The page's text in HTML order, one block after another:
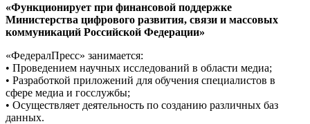
«Функционирует при финансовой поддержке
Министерства цифрового развития, связи и массовых
коммуникаций Российской Федерации»
«ФедералПресс» занимается:
• Проведением научных исследований в области медиа;
• Разработкой приложений для обучения специалистов в
сфере медиа и госслужбы;
• Осуществляет деятельность по созданию различных баз
данных.